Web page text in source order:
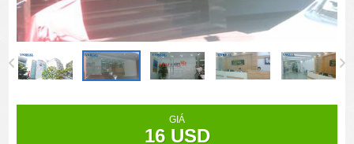
GIÁ
16 USD